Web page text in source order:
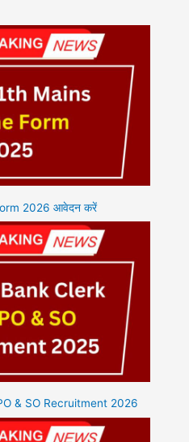
2026 आवेदन करें
& SO Recruitment 2026